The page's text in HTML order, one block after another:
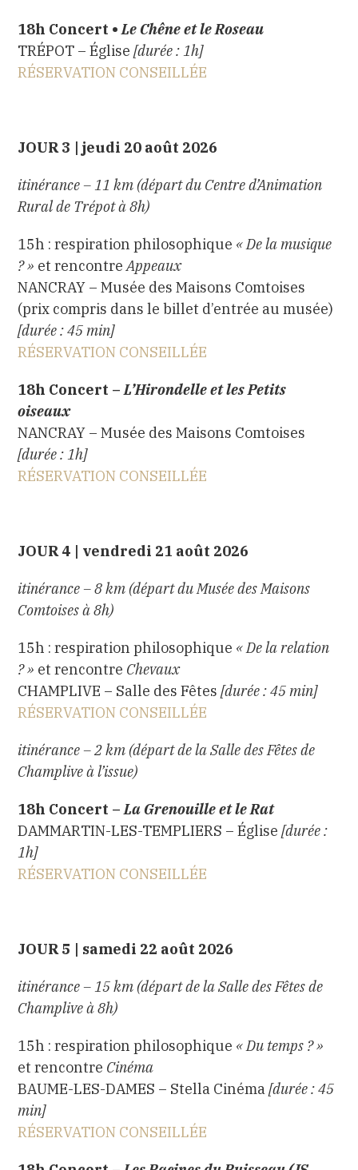
18h Concert • Le Chêne et le Roseau
TRÉPOT – Église [durée : 1h]
RÉSERVATION CONSEILLÉE
JOUR 3 | jeudi 20 août 2026
itinérance – 11 km (départ du Centre d’Animation
Rural de Trépot à 8h)
15h : respiration philosophique «De la musique
? » et rencontreAppeaux
NANCRAY – Musée des Maisons Comtoises
(prix compris dans le billet d’entrée au musée)
[durée : 45 min]
RÉSERVATION CONSEILLÉE
18h Concert –L’Hirondelle et les Petits
oiseaux
NANCRAY – Musée des Maisons Comtoises
[durée : 1h]
RÉSERVATION CONSEILLÉE
JOUR 4 | vendredi 21 août 2026
itinérance – 8 km (départ du Musée des Maisons
Comtoises à 8h)
15h : respiration philosophique «De la relation
? » et rencontre Chevaux
CHAMPLIVE – Salle des Fêtes[durée : 45 min]
RÉSERVATION CONSEILLÉE
itinérance – 2 km (départ de la Salle des Fêtes de
Champlive à l’issue)
18h Concert –La Grenouille et le Rat
DAMMARTIN-LES-TEMPLIERS – Église[durée :
1h]
RÉSERVATION CONSEILLÉE
JOUR 5 | samedi 22 août 2026
itinérance – 15 km (départ de la Salle des Fêtes de
Champlive à 8h)
15h : respiration philosophique «Du temps ? »
et rencontre Cinéma
BAUME-LES-DAMES – Stella Cinéma[durée : 45
min]
RÉSERVATION CONSEILLÉE